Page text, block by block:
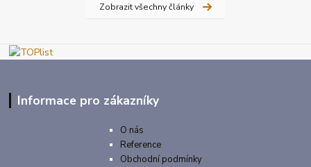
Zobrazit všechny články
Informace pro zákazníky
O nás
Reference
Obchodní podmínky